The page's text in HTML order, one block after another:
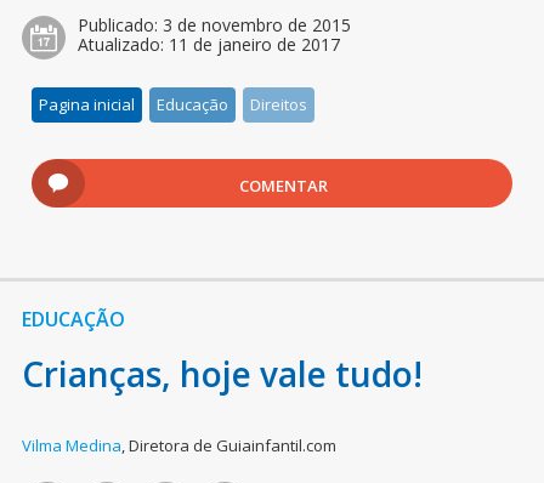
Publicado: 3 de novembro de 2015
Atualizado: 11 de janeiro de 2017
Pagina inicial Educação Direitos
COMENTAR
EDUCAÇÃO
Crianças, hoje vale tudo!
Vilma Medina,Diretora de Guiainfantil.com